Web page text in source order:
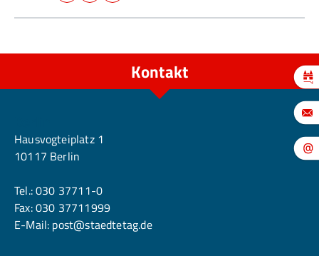
Kontakt
Hausvogteiplatz 1
10117 Berlin
Tel.:030 37711-0
Fax: 030 37711999
E-Mail: post@staedtetag.de